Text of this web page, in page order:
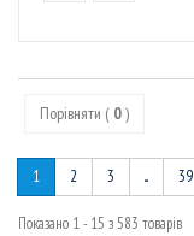
Порівняти ( 0)
1 2 3 ... 39
Показано 1 - 15 з 583 товарів